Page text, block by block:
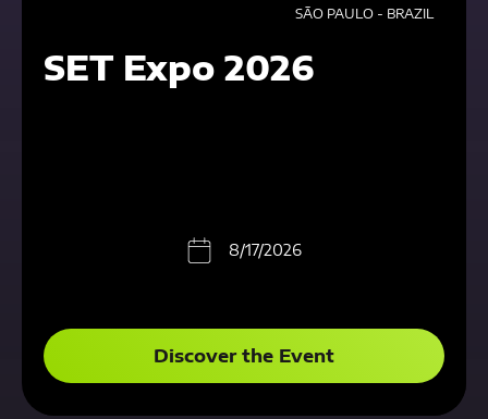
SET Expo 2026
SÃO PAULO - BRAZIL
8/17/2026
Discover the Event